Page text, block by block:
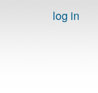
log in